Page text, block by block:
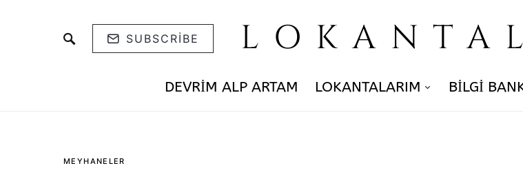
SUBSCRIBE
DEVRIM ALP ARTAM LOKANTALARIM BILGI
MEYHANELER